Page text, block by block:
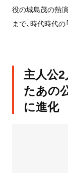
役の城島茂の熱
まで、時代時代
主人公
たあの
に進化